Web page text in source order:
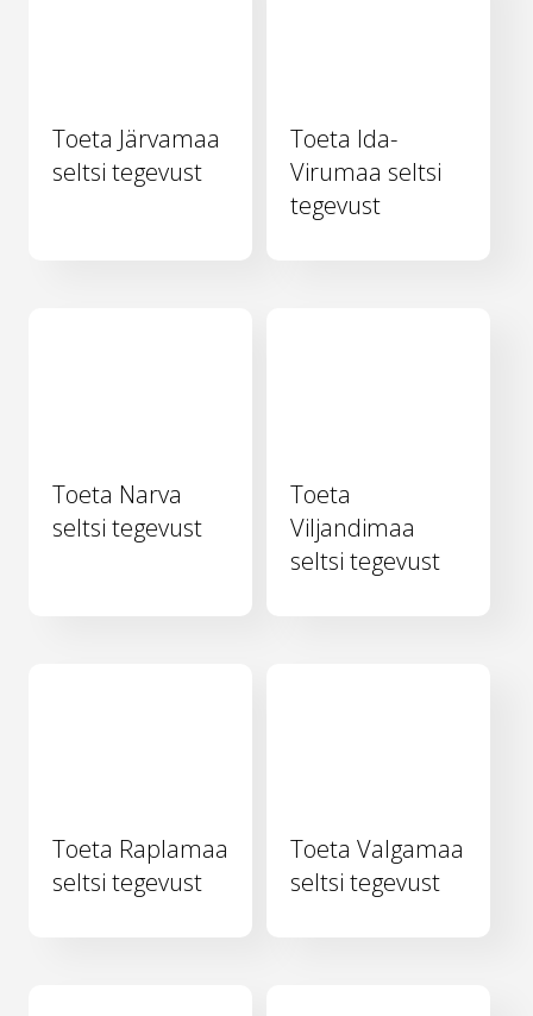
Toeta Järvamaa
seltsi tegevust
Toeta Ida-
Virumaa seltsi
tegevust
Toeta Narva
seltsi tegevust
Toeta
Viljandimaa
seltsi tegevust
Toeta Raplamaa
seltsi tegevust
Toeta Valgamaa
seltsi tegevust